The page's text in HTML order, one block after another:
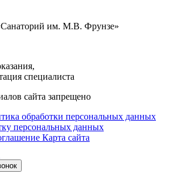
им. М.В. Фрунзе»
специалиста
сайта запрещено
обработки персональных данных
персональных данных
Карта сайта